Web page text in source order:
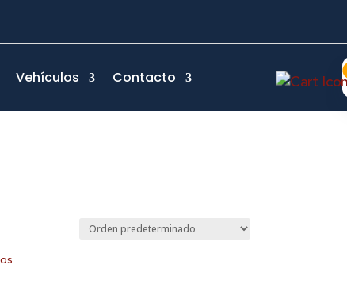
Vehículos Contacto